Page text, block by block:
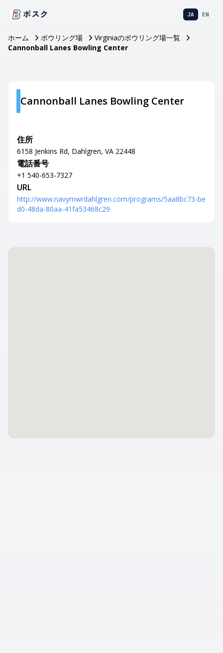
ボスク JA EN
ホーム ボウリング場
Virginiaのボウリング場一覧
Cannonball Lanes Bowling Center
Cannonball Lanes Bowling Center
住所
6158 Jenkins Rd, Dahlgren, VA 22448
電話番号
+1 540-653-7327
URL
http://www.navymwrdahlgren.com/programs/5aa8bc73-be
d0-48da-80aa-41fa53468c29